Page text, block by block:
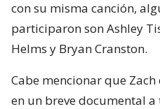
con su misma canción,
participaron son Ashley
Helms y Bryan Cranston.
Cabe mencionar que
en un breve documental a